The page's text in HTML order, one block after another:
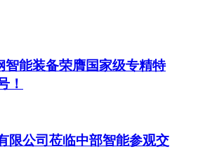
智能装备荣膺国家级专精特
！
限公司莅临中部智能参观交